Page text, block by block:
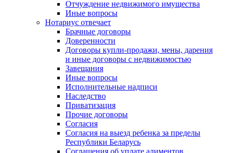
Отчуждение недвижимого имущества
Иные вопросы
Нотариус отвечает
Брачные договоры
Доверенности
Договоры купли-продажи, мены, дарения
и иные договоры с недвижимостью
Завещания
Иные вопросы
Исполнительные надписи
Наследство
Приватизация
Прочие договоры
Согласия
Согласия на выезд ребенка за пределы
Республики Беларусь
Соглашения об уплате алиментов